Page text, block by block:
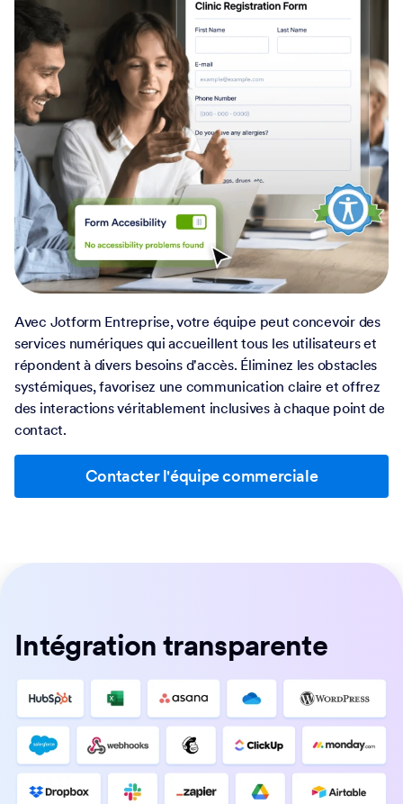
Avec Jotform Entreprise, votre équipe peut concevoir des
services numériques qui accueillent tous les utilisateurs et
répondent à divers besoins d'accès. Éliminez les obstacles
systémiques, favorisez une communication claire et offrez
des interactions véritablement inclusives à chaque point de
contact.
Contacter l'équipe commerciale
Intégration transparente